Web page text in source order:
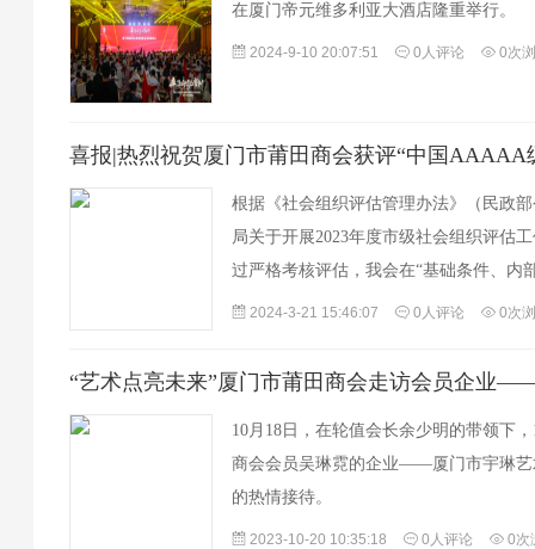
在厦门帝元维多利亚大酒店隆重举行。
2024-9-10 20:07:51 0人评论 0次
喜报|热烈祝贺厦门市莆田商会获评“中国AAAAA
根据《社会组织评估管理办法》（民政
局关于开展2023年度市级社会组织评估
过严格考核评估，我会在“基础条件、内
方面获得评估委员会的一致肯定，获评
2024-3-21 15:46:07 0人评论 0次
“艺术点亮未来”厦门市莆田商会走访会员企业
10月18日，在轮值会长余少明的带领下
商会会员吴琳霓的企业——厦门市宇琳艺
的热情接待。
2023-10-20 10:35:18 0人评论 0次